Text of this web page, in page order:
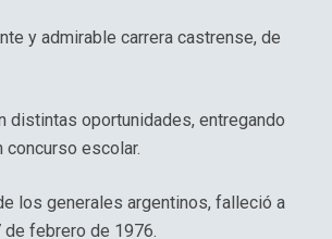
y admirable carrera castrense, de
distintas oportunidades, entregando
escolar.
los generales argentinos, falleció a
febrero de 1976.